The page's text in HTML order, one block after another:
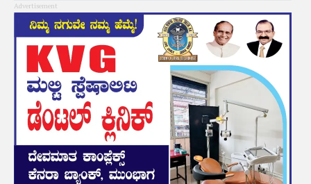
Advertisement